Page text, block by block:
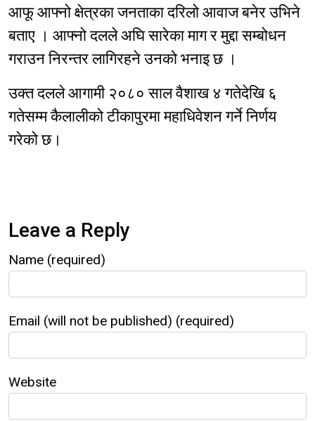
आफू आफ्नो क्षेत्रका जनताका दरिलो आवाज बनेर उभिने
बताए । आफ्नो दलले अघि सारेका माग र मुद्दा सम्बोधन
गराउन निरन्तर लागिरहने उनको भनाइ छ ।
उक्त दलले आगामी २०८० साल वैशाख ४ गतेदेखि ६
गतेसम्म कैलालीको टीकापुरमा महाधिवेशन गर्ने निर्णय
गरेको छ।
Leave a Reply
Name (required)
Email (will not be published) (required)
Website